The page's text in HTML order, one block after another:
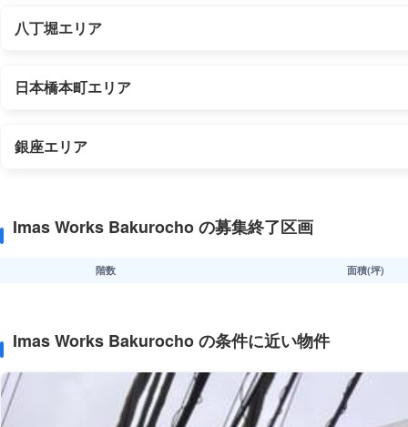
八丁堀エリア
日本橋本町エリア
銀座エリア
Imas Works Bakurocho の募集終了区画
階数 面積(坪)
Imas Works Bakurocho の条件に近い物件